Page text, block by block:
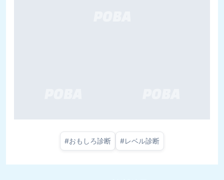
#おもしろ診断 #レベル診断